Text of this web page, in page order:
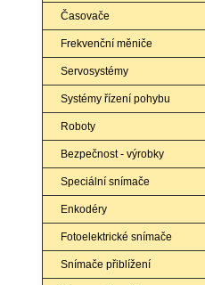
Časovače
Frekvenční měniče
Servosystémy
Systémy řízení pohybu
Roboty
Bezpečnost - výrobky
Speciální snímače
Enkodéry
Fotoelektrické snímače
Snímače přiblížení